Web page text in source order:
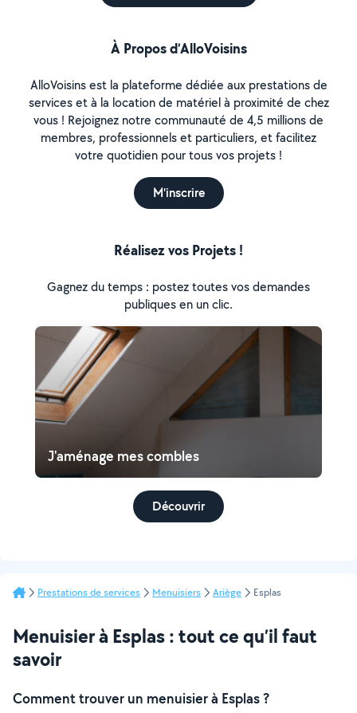
À Propos d’AlloVoisins
AlloVoisins est la plateforme dédiée aux prestations de
services et à la location de matériel à proximité de chez
vous ! Rejoignez notre communauté de 4,5 millions de
membres, professionnels et particuliers, et facilitez
votre quotidien pour tous vos projets !
M'inscrire
Réalisez vos Projets !
Gagnez du temps : postez toutes vos demandes
publiques en un clic.
J'aménage mes combles
Découvrir
Prestations de services Menuisiers Ariège Esplas
Menuisier à Esplas : tout ce qu’il faut
savoir
Comment trouver un menuisier à Esplas ?